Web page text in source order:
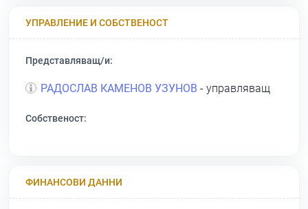
УПРАВЛЕНИЕ И СОБСТВЕНОСТ
Представляващ/и:
РАДОСЛАВ КАМЕНОВ УЗУНОВ - управляващ
Собственост:
ФИНАНСОВИ ДАННИ